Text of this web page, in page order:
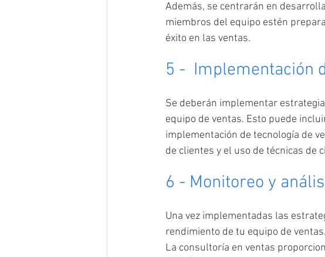
Además, se centrarán en
miembros del equipo estén
éxito en las ventas.
5 -  Implementación
Se deberán implementar
equipo de ventas. Esto puede
implementación de tecnología de
de clientes y el uso de técnicas de
6 - Monitoreo y
Una vez implementadas las
rendimiento de tu equipo de ventas.
La consultoría en ventas